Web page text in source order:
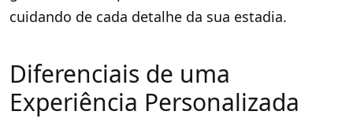
cuidando de cada detalhe da sua estadia.
Diferenciais de uma
Experiência Personalizada